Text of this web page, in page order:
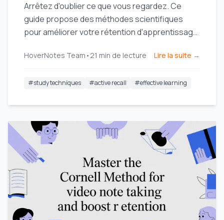
Arrêtez d'oublier ce que vous regardez. Ce
guide propose des méthodes scientifiques
pour améliorer votre rétention d'apprentissage
notes plus intelligente.
HoverNotes Team • 21 min de lecture Lire la suite →
#study techniques #active recall #effective learning